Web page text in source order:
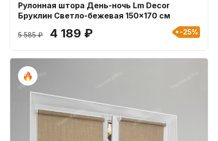
Рулонная штора День-ночь Lm Decor
Бруклин Светло-бежевая 150x170 см
5 585 ₽ 4 189 ₽ -25%